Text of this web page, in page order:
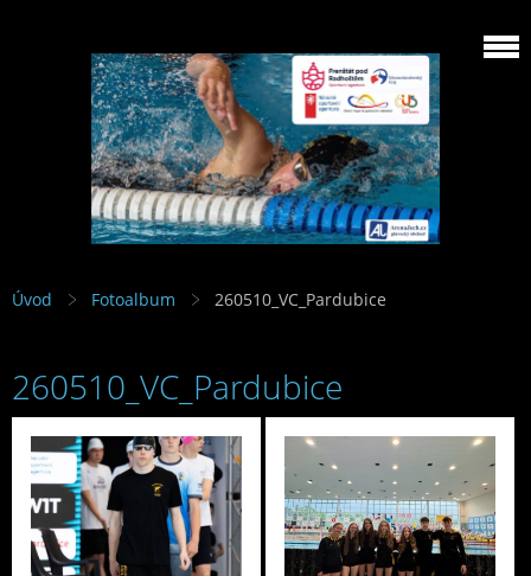
Úvod Fotoalbum 260510_VC_Pardubice
260510_VC_Pardubice